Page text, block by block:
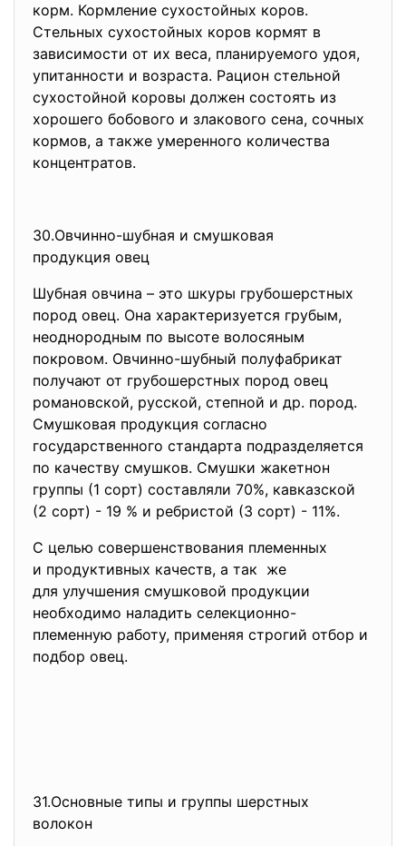
корм. Кормление сухостойных коров.
Стельных сухостойных коров кормят в
зависимости от их веса, планируемого удоя,
упитанности и возраста. Рацион стельной
сухостойной коровы должен состоять из
хорошего бобового и злакового сена, сочных
кормов, а также умеренного количества
концентратов.
30.Овчинно-шубная и смушковая
продукция овец
Шубная овчина – это шкуры грубошерстных
пород овец. Она характеризуется грубым,
неоднородным по высоте волосяным
покровом. Овчинно-шубный полуфабрикат
получают от грубошерстных пород овец
романовской, русской, степной и др. пород.
Смушковая продукция согласно
государственного стандарта подразделяется
по качеству смушков. Смушки жакетнон
группы (1 сорт) составляли 70%, кавказской
(2 сорт) - 19 % и ребристой (3 сорт) - 11%.
С целью совершенствования племенных
и продуктивных качеств, а так же
для улучшения смушковой продукции
необходимо наладить селекционно-
племенную работу, применяя строгий отбор и
подбор овец.
31.Основные типы и группы шерстных
волокон